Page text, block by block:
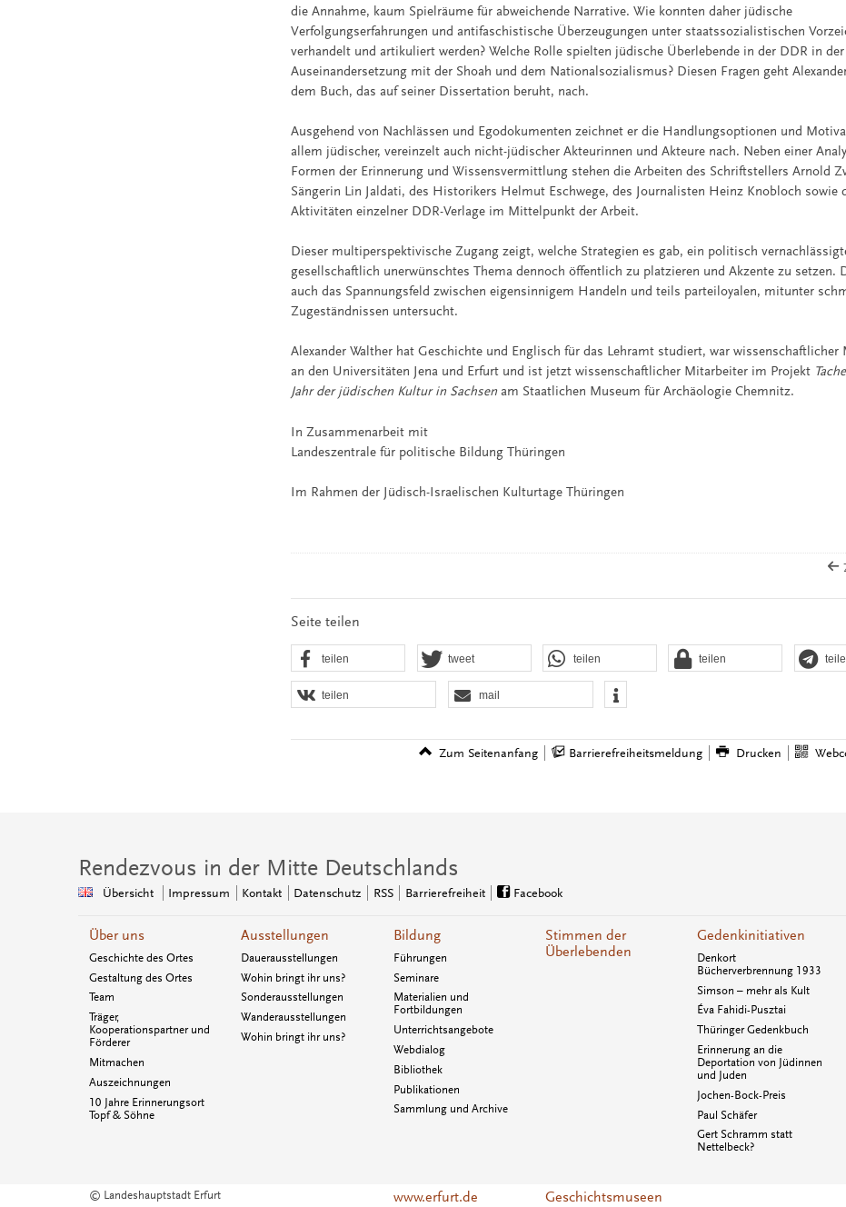
die Annahme, kaum Spielräume für abweichende Narrative. Wie konnten daher jüdische
Verfolgungserfahrungen und antifaschistische Überzeugungen unter staatssozialistischen
verhandelt und artikuliert werden? Welche Rolle spielten jüdische Überlebende in der DDR in
Auseinandersetzung mit der Shoah und dem Nationalsozialismus? Diesen Fragen geht
dem Buch, das auf seiner Dissertation beruht, nach.
Ausgehend von Nachlässen und Egodokumenten zeichnet er die Handlungsoptionen und
allem jüdischer, vereinzelt auch nicht-jüdischer Akteurinnen und Akteure nach. Neben einer
Formen der Erinnerung und Wissensvermittlung stehen die Arbeiten des Schriftstellers Arnold
Sängerin Lin Jaldati, des Historikers Helmut Eschwege, des Journalisten Heinz Knobloch sowie
Aktivitäten einzelner DDR-Verlage im Mittelpunkt der Arbeit.
Dieser multiperspektivische Zugang zeigt, welche Strategien es gab, ein politisch
gesellschaftlich unerwünschtes Thema dennoch öffentlich zu platzieren und Akzente zu setzen.
auch das Spannungsfeld zwischen eigensinnigem Handeln und teils parteiloyalen, mitunter
Zugeständnissen untersucht.
Alexander Walther hat Geschichte und Englisch für das Lehramt studiert, war wissenschaftlicher
an den Universitäten Jena und Erfurt und ist jetzt wissenschaftlicher Mitarbeiter im Projekt
Jahr der jüdischen Kultur in Sachsenam Staatlichen Museum für Archäologie Chemnitz.
In Zusammenarbeit mit
Landeszentrale für politische Bildung Thüringen
Im Rahmen der Jüdisch-Israelischen Kulturtage Thüringen
Seite teilen
teilen tweet teilen teilen
teilen mail
Zum Seitenanfang Barrierefreiheitsmeldung Drucken
Rendezvous in der Mitte Deutschlands
Übersicht Impressum Kontakt Datenschutz RSS Barrierefreiheit Facebook
Über uns
Geschichte des Ortes
Gestaltung des Ortes
Team
Träger,
Kooperationspartner und
Förderer
Mitmachen
Auszeichnungen
10 Jahre Erinnerungsort
Topf & Söhne
Ausstellungen
Dauerausstellungen
Wohin bringt ihr uns?
Sonderausstellungen
Wanderausstellungen
Wohin bringt ihr uns?
Bildung
Führungen
Seminare
Materialien und
Fortbildungen
Unterrichtsangebote
Webdialog
Bibliothek
Publikationen
Sammlung und Archive
Stimmen der
Überlebenden
Gedenkinitiativen
Denkort
Bücherverbrennung 1933
Simson – mehr als Kult
Éva Fahidi-Pusztai
Thüringer Gedenkbuch
Erinnerung an die
Deportation von Jüdinnen
und Juden
Jochen-Bock-Preis
Paul Schäfer
Gert Schramm statt
Nettelbeck?
© Landeshauptstadt Erfurt www.erfurt.de
Geschichtsmuseen